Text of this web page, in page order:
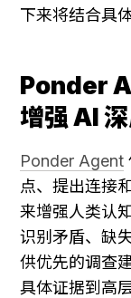
下来将结合具
Ponder
增强 AI
Ponder Agent
点、提出连接
来增强人类认
识别矛盾、缺
供优先的调查
具体证据到高